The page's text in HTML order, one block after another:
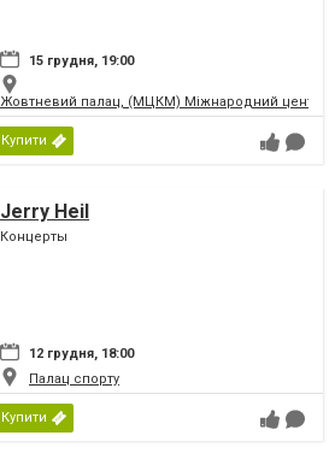
15 грудня, 19:00
Жовтневий палац, (МЦКМ) Міжнародний центр
Купити
Jerry Heil
Концерты
12 грудня, 18:00
Палац спорту
Купити